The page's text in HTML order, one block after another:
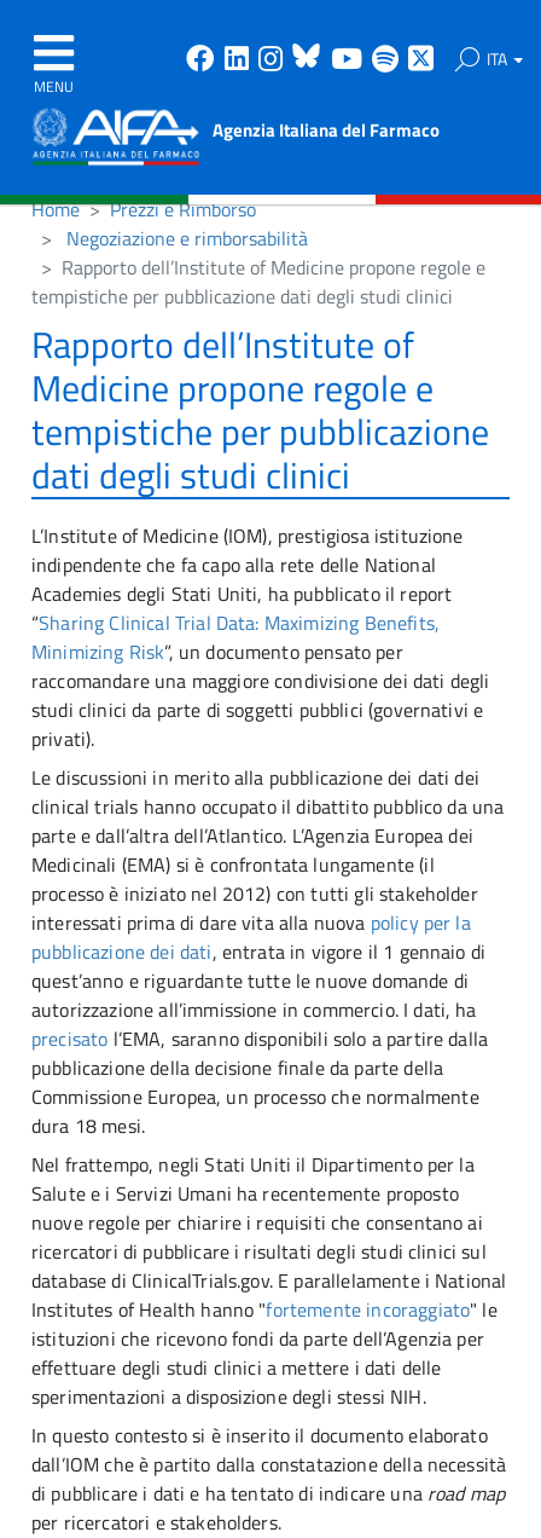
MENU
Facebook
Linkedin
Instagram
Bluesky
Youtube
Spotify ITA
Agenzia Italiana del Farmaco
Home
Prezzi e Rimborso
Negoziazione e rimborsabilità
Rapporto dell’Institute of Medicine propone regole e
tempistiche per pubblicazione dati degli studi clinici
Rapporto dell’Institute of
Medicine propone regole e
tempistiche per pubblicazione
dati degli studi clinici
L’Institute of Medicine (IOM), prestigiosa istituzione
indipendente che fa capo alla rete delle National
Academies degli Stati Uniti, ha pubblicato il report
“Sharing Clinical Trial Data: Maximizing Benefits,
Minimizing Risk”, un documento pensato per
raccomandare una maggiore condivisione dei dati degli
studi clinici da parte di soggetti pubblici (governativi e
privati).
Le discussioni in merito alla pubblicazione dei dati dei
clinical trials hanno occupato il dibattito pubblico da una
parte e dall’altra dell’Atlantico. L’Agenzia Europea dei
Medicinali (EMA) si è confrontata lungamente (il
processo è iniziato nel 2012) con tutti gli stakeholder
interessati prima di dare vita alla nuova policy per la
pubblicazione dei dati, entrata in vigore il 1 gennaio di
quest’anno e riguardante tutte le nuove domande di
autorizzazione all’immissione in commercio. I dati, ha
precisato l’EMA, saranno disponibili solo a partire dalla
pubblicazione della decisione finale da parte della
Commissione Europea, un processo che normalmente
dura 18 mesi.
Nel frattempo, negli Stati Uniti il Dipartimento per la
Salute e i Servizi Umani ha recentemente proposto
nuove regole per chiarire i requisiti che consentano ai
ricercatori di pubblicare i risultati degli studi clinici sul
database di ClinicalTrials.gov. E parallelamente i National
Institutes of Health hanno "fortemente incoraggiato" le
istituzioni che ricevono fondi da parte dell’Agenzia per
effettuare degli studi clinici a mettere i dati delle
sperimentazioni a disposizione degli stessi NIH.
In questo contesto si è inserito il documento elaborato
dall’IOM che è partito dalla constatazione della necessità
di pubblicare i dati e ha tentato di indicare una road map
per ricercatori e stakeholders.